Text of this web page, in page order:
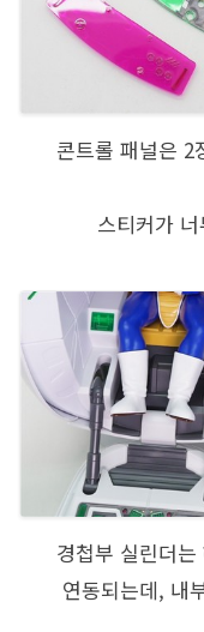
콘트롤 패널은 2
스티커가
경첩부 실린더
연동되는데, 내